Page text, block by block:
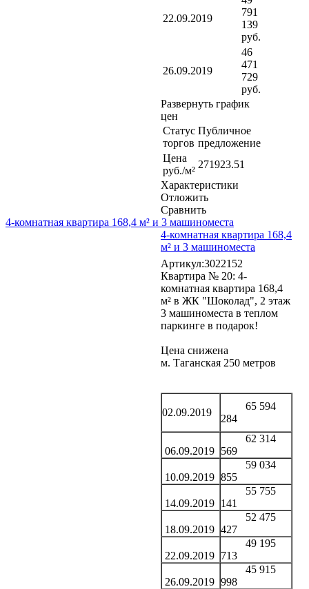
22.09.2019
791
139
руб.
26.09.2019
46
471
729
руб.
Развернуть график
цен
Статус
торгов
Публичное
предложение
Цена
руб./м²
271923.51
Характеристики
Отложить
Сравнить
4-комнатная квартира 168,4 м² и 3 машиноместа
4-комнатная квартира 168,4
м² и 3 машиноместа
Артикул:3022152
Квартира № 20: 4-
комнатная квартира 168,4
м² в ЖК "Шоколад", 2 этаж
3 машиноместа в теплом
паркинге в подарок!
Цена снижена
м. Таганская 250 метров
02.09.2019
65 594
284
06.09.2019
62 314
569
10.09.2019
59 034
855
14.09.2019
55 755
141
18.09.2019
52 475
427
22.09.2019
49 195
713
26.09.2019
45 915
998